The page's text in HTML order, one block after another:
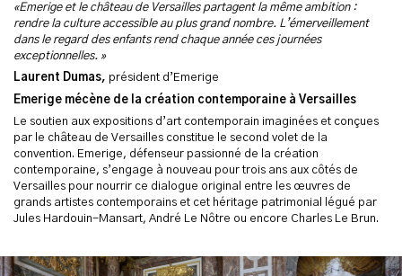
«Emerige et le château de Versailles partagent la même ambition :
rendre la culture accessible au plus grand nombre. L’émerveillement
dans le regard des enfants rend chaque année ces journées
exceptionnelles. »
Laurent Dumas, président d’Emerige
Emerige mécène de la création contemporaine à Versailles
Le soutien aux expositions d’art contemporain imaginées et conçues
par le château de Versailles constitue le second volet de la
convention. Emerige, défenseur passionné de la création
contemporaine, s’engage à nouveau pour trois ans aux côtés de
Versailles pour nourrir ce dialogue original entre les œuvres de
grands artistes contemporains et cet héritage patrimonial légué par
Jules Hardouin-Mansart, André Le Nôtre ou encore Charles Le Brun.